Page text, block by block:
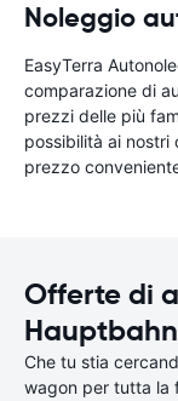
Noleggio
EasyTerra
comparazione di
prezzi delle più
possibilità ai nostri
prezzo
Offerte di
Che tu stia
wagon per tutta la